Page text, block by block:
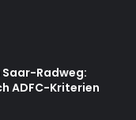
Radweg:
ADFC-Kriterien